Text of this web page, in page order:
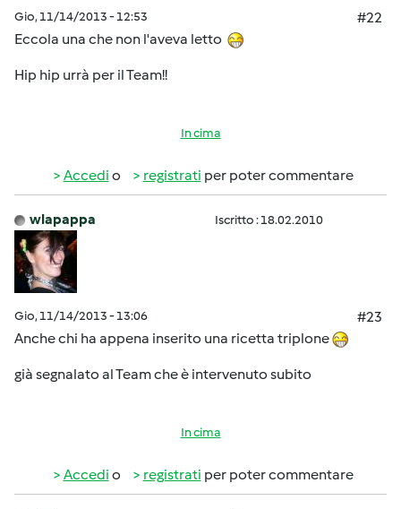
Gio, 11/14/2013 - 12:53
#22
Eccola una che non l'aveva letto
Hip hip urrà per il Team!!
In cima
Accedi o registrati per poter commentare
wlapappa Iscritto : 18.02.2010
Gio, 11/14/2013 - 13:06
#23
Anche chi ha appena inserito una ricetta triplone
già segnalato al Team che è intervenuto subito
In cima
Accedi o registrati per poter commentare